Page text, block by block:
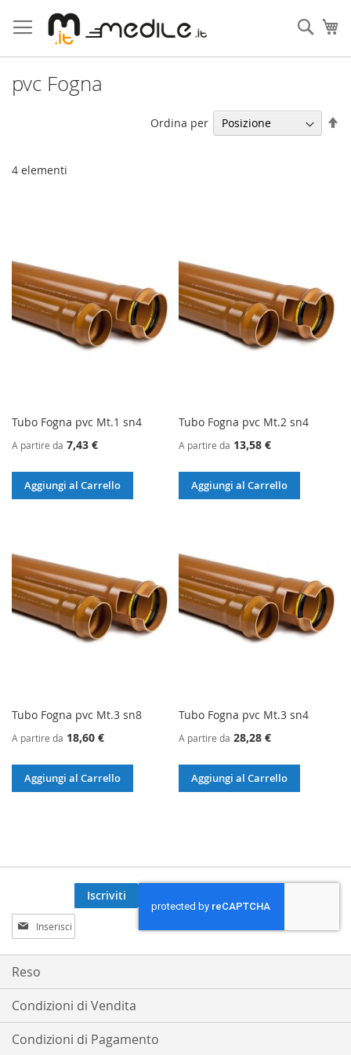
al
contenuto
Cerca
pvc Fogna
4 elementi
Ordina per
Tubo Fogna pvc Mt.1 sn4
A partire da 7,43 €
Aggiungi al Carrello
Tubo Fogna pvc Mt.2 sn4
A partire da 13,58 €
Aggiungi al Carrello
Tubo Fogna pvc Mt.3 sn8
A partire da 18,60 €
Aggiungi al Carrello
Tubo Fogna pvc Mt.3 sn4
A partire da 28,28 €
Aggiungi al Carrello
Iscriviti
alla
nostra
Newsletter:
Iscriviti
Reso
Condizioni di Vendita
Condizioni di Pagamento